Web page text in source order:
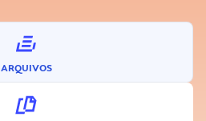
ARQUIVOS